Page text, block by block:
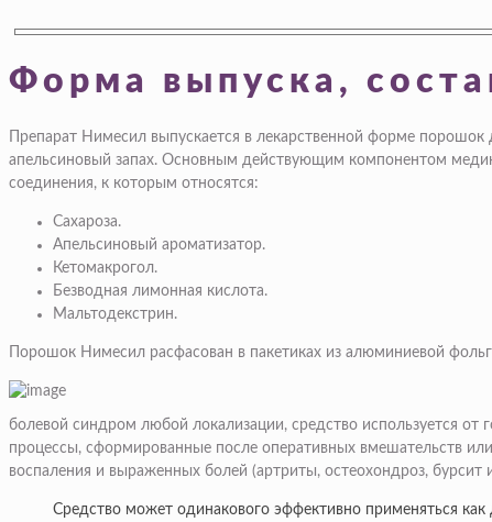
Форма выпуска,
Препарат Нимесил выпускается в лекарственной форме порошок
апельсиновый запах. Основным действующим компонентом
соединения, к которым относятся:
Сахароза.
Апельсиновый ароматизатор.
Кетомакрогол.
Безводная лимонная кислота.
Мальтодекстрин.
Порошок Нимесил расфасован в пакетиках из алюминиевой
болевой синдром любой локализации, средство используется
процессы, сформированные после оперативных вмешательств
воспаления и выраженных болей (артриты, остеохондроз, бурсит
Средство может одинакового эффективно применяться как